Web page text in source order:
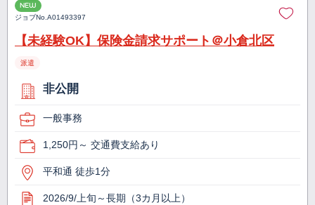
NEW
ジョブNo.A01493397
【未経験OK】保険金請求サポート＠小倉北区
派遣
非公開
一般事務
1,250円～ 交通費支給あり
平和通 徒歩1分
2026/9/上旬～長期（3カ月以上）